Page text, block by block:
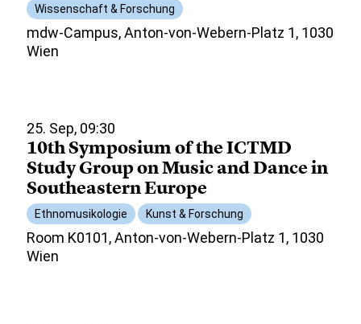
Wissenschaft & Forschung
mdw-Campus, Anton-von-Webern-Platz 1, 1030
Wien
25. Sep, 09:30
10th Symposium of the ICTMD
Study Group on Music and Dance in
Southeastern Europe
Ethnomusikologie Kunst & Forschung
Room K0101, Anton-von-Webern-Platz 1, 1030
Wien